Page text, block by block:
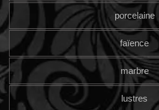
porcelaine
faïence
marbre
lustres